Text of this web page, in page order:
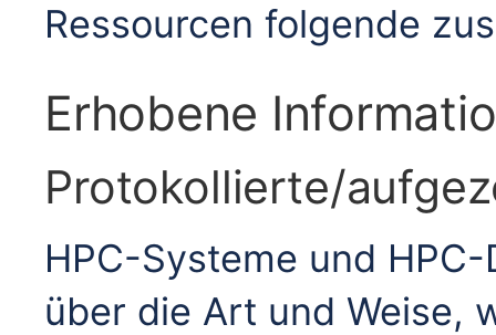
Ressourcen folgende
Erhobene
Protokollierte/
HPC-Systeme und
über die Art und Weise,